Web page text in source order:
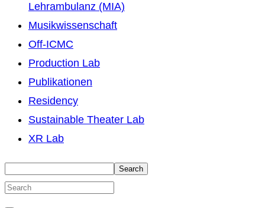
Lehrambulanz (MIA)
Musikwissenschaft
Off-ICMC
Production Lab
Publikationen
Residency
Sustainable Theater Lab
XR Lab
Search